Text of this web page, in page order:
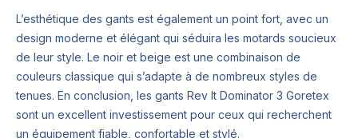
L’esthétique des gants est également un point fort, avec un
design moderne et élégant qui séduira les motards soucieux
de leur style. Le noir et beige est une combinaison de
couleurs classique qui s’adapte à de nombreux styles de
tenues. En conclusion, les gants Rev It Dominator 3 Goretex
sont un excellent investissement pour ceux qui recherchent
un équipement fiable, confortable et stylé.